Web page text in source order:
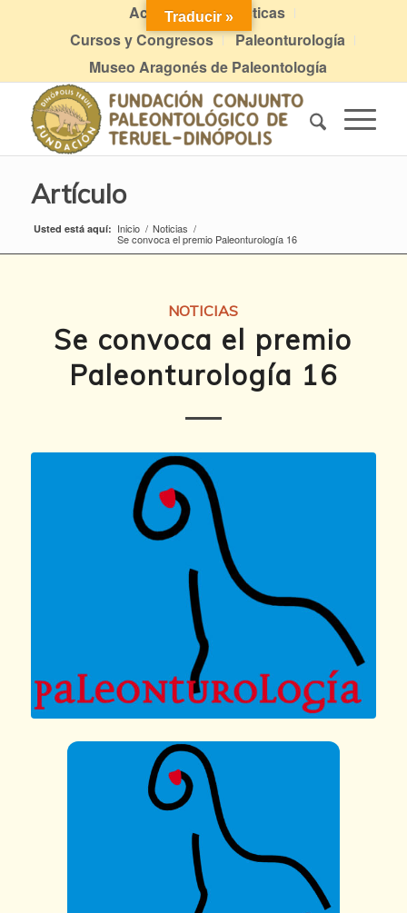
Actividades didácticas
Cursos y Congresos
Paleonturología
Museo Aragonés de Paleontología
Artículo
Usted está aquí: Inicio / Noticias /
Se convoca el premio Paleonturología 16
NOTICIAS
Se convoca el premio
Paleonturología 16
Traducir »